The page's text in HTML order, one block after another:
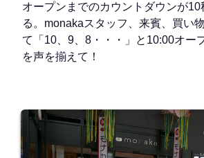
オープンまでのカウントダウンが10
る。monakaスタッフ、来賓、買い
て「10、9、8・・・」と10:00オー
を声を揃えて！